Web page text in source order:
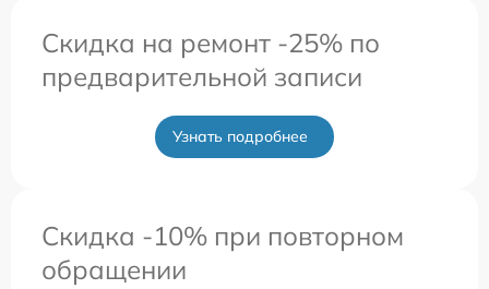
Скидка на ремонт -25% по
предварительной записи
Узнать подробнее
Скидка -10% при повторном
обращении